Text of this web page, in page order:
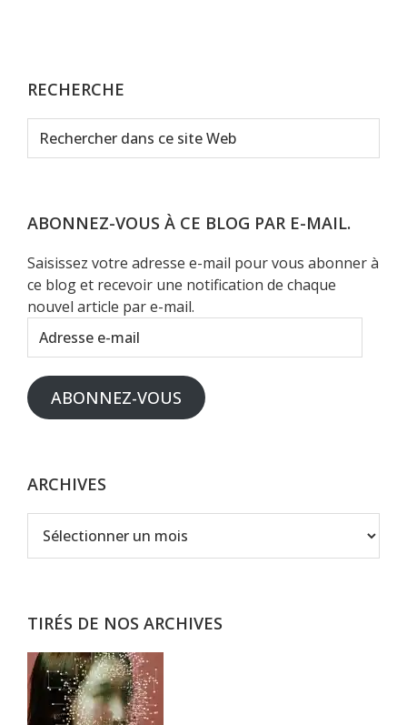
RECHERCHE
Rechercher
dans
Web
ABONNEZ-VOUS À CE BLOG PAR E-MAIL.
Saisissez votre adresse e-mail pour vous abonner à
ce blog et recevoir une notification de chaque
nouvel article par e-mail.
Adresse
e-
mail
ABONNEZ-VOUS
ARCHIVES
TIRÉS DE NOS ARCHIVES